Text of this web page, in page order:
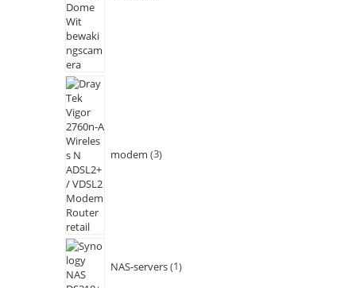
modem 3
NAS-servers 1